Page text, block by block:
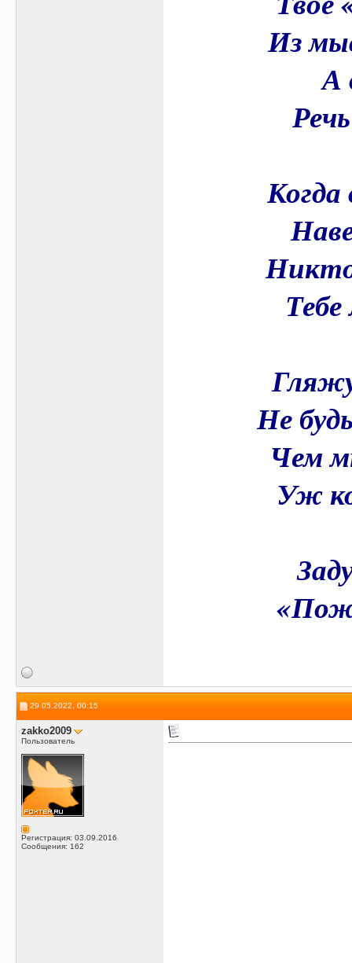
Из
А
Не
Чем
Уж
29.05.2022, 00:15
zakko2009
Пользователь
Регистрация: 03.09.2016
Сообщения: 162